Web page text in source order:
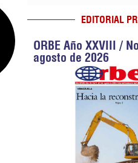
EDITORIAL
ORBE Año XXVIII /
agosto de 2026